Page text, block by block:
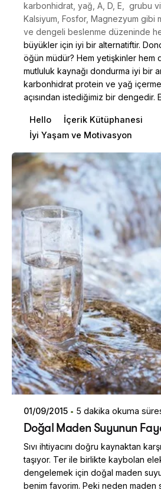
karbonhidrat, yağ, A, D, E, grubu
Kalsiyum, Fosfor, Magnezyum gibi
ve dengeli beslenme düzeninde
büyükler için iyi bir alternatiftir.
öğün müdür? Hem yetişkinler hem
mutluluk kaynağı dondurma iyi bir
karbonhidrat protein ve yağ
açısından istediğimiz bir dengedir.
Hello
İçerik Kütüphanesi
İyi Yaşam ve Motivasyon
Posted by
Dilara Koçak
01/09/2015 5 dakika okuma
Doğal Maden Suyunun
Sıvı ihtiyacını doğru kaynaktan
taşıyor. Ter ile birlikte kaybolan
dengelemek için doğal maden
benim favorim. Peki neden maden